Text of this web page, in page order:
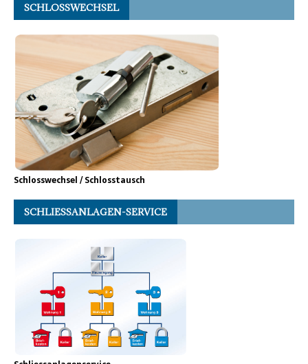
SCHLOSSWECHSEL
Schlosswechsel / Schlosstausch
SCHLIESSANLAGEN-SERVICE